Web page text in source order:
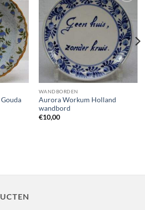
aan
Toevoegen
aan
wenslijst
WANDBORDEN
Aurora Workum Holland
wandbord
€10,00